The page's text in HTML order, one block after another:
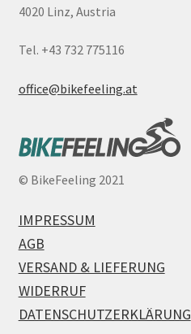
4020 Linz, Austria
Tel. +43 732 775116
office@bikefeeling.at
© BikeFeeling 2021
IMPRESSUM
AGB
VERSAND & LIEFERUNG
WIDERRUF
DATENSCHUTZERKLÄRUNG